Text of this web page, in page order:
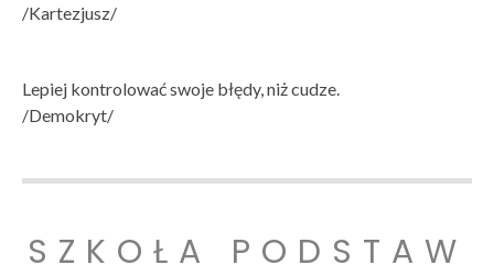
/Kartezjusz/
Lepiej kontrolować swoje błędy, niż cudze.
/Demokryt/
SZKOŁA PODSTAW